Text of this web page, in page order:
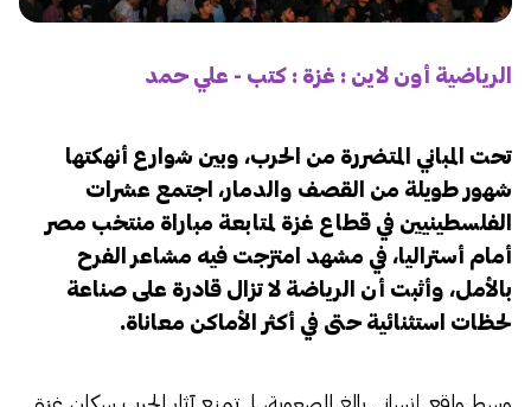
الرياضية أون لاين : غزة : كتب - علي حمد
تحت المباني المتضررة من الحرب، وبين شوارع أنهكتها
شهور طويلة من القصف والدمار، اجتمع عشرات
الفلسطينيين في قطاع غزة لمتابعة مباراة منتخب مصر
أمام أستراليا، في مشهد امتزجت فيه مشاعر الفرح
بالأمل، وأثبت أن الرياضة لا تزال قادرة على صناعة
لحظات استثنائية حتى في أكثر الأماكن معاناة.